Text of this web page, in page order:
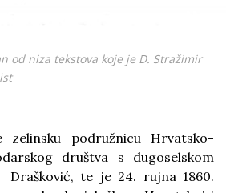
od niza tekstova koje je D. Stražimir
zelinsku podružnicu Hrvatsko-
društva s dugoselskom
te je 24. rujna 1860.